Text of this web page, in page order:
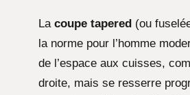
La coupe tapered (ou
la norme pour l’homme
de l’espace aux cuisses,
droite, mais se resserre